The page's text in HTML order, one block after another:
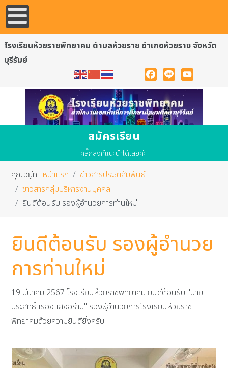
โรงเรียนห้วยราชพิทยาคม ตำบลห้วยราช อำเภอห้วยราช จังหวัด
บุรีรัมย์
Facebook
Line YouTube
สมัครเรียน
คลื๊กลิงค์แนะนำได้เลยค่ะ!
คุณอยู่ที่: หน้าแรก
ข่าวสารประชาสัมพันธ์
ข่าวสารกลุ่มบริหารงานบุคคล
ยินดีต้อนรับ รองผู้อำนวยการท่านใหม่
ยินดีต้อนรับ รองผู้อำนวย
การท่านใหม่
19 มีนาคม 2567 โรงเรียนห้วยราชพิทยาคม ยินดีต้อนรับ "นาย
ประสิทธิ์ เรืองแสงอร่าม" รองผู้อำนวยการโรงเรียนห้วยราช
พิทยาคมด้วยความยินดียิ่งครับ